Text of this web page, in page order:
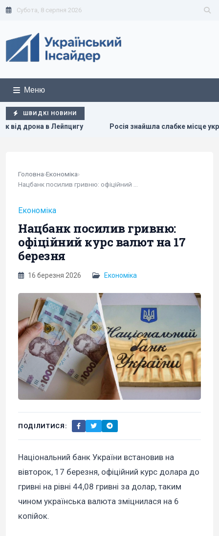
Субота, 8 серпня 2026
Меню
ШВИДКІ НОВИНИ
Росія знайшла слабке місце української ППО,
Головна›Економіка›
Економіка
Нацбанк посилив гривню:
офіційний курс валют на 17
березня
16 березня 2026 Економіка
ПОДІЛИТИСЯ:
Національний банк України встановив на
вівторок, 17 березня, офіційний курс долара до
гривні на рівні 44,08 гривні за долар, таким
чином українська валюта зміцнилася на 6
копійок.